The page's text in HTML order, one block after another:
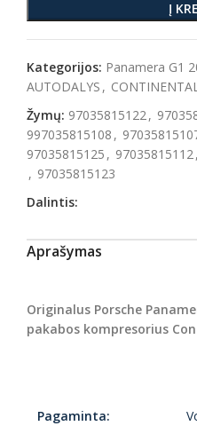
Į
Kategorijos: Panamera G1
AUTODALYS ,
Žymų: 97035815122,
997035815108 ,
97035815125 , 97035815112,
, 97035815123
Dalintis:
Aprašymas
Originalus Porsche
pakabos kompresorius
Pagaminta: